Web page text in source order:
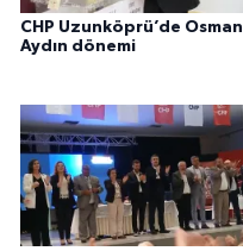
CHP Uzunköprü’de Osman
Aydın dönemi